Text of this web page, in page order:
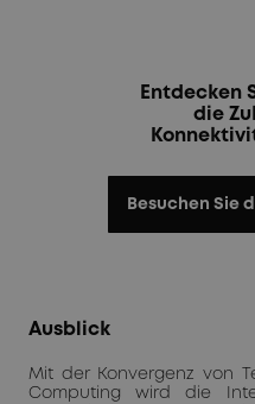
Entdecken
die
Besuchen Sie
Ausblick
Mit der Konvergenz von
Computing wird die